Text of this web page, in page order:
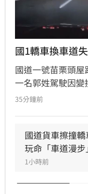
國1轎車換車道
國道一號苗栗頭屋
一名郭姓駕駛因
姓駕駛車輛，導致
醫，經酒測確認
籲，變換車道務
切勿強行切入，
提醒用路人，行
車保持適當安全
35分鐘前
國道貨車擦撞
玩命「車道漫步
1小時前